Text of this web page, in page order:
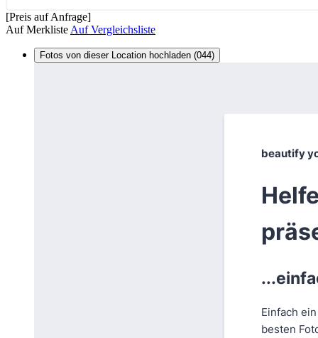
[Preis auf Anfrage]
Auf Merkliste Auf Vergleichsliste
Fotos von dieser Location hochladen (044)